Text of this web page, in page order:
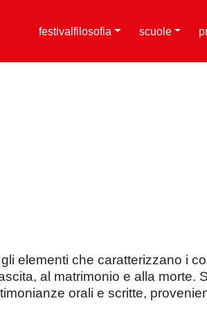
festivalfilosofia scuole
elementi che caratterizzano i
al matrimonio e alla
orali e scritte,